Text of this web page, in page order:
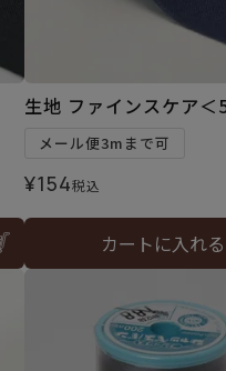
生地 ファインスケア＜
メール便3mまで可
¥154税込
カートに入れる